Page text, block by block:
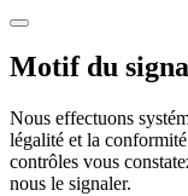
Motif du
Nous effectuons
légalité et la
contrôles vous
nous le signaler.